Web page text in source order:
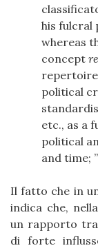
his fulcral
whereas
concept
political
etc., as a
political
and time;
Il fatto che in
indica che,
un rapporto tra
di forte